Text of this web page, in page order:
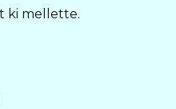
ki mellette.